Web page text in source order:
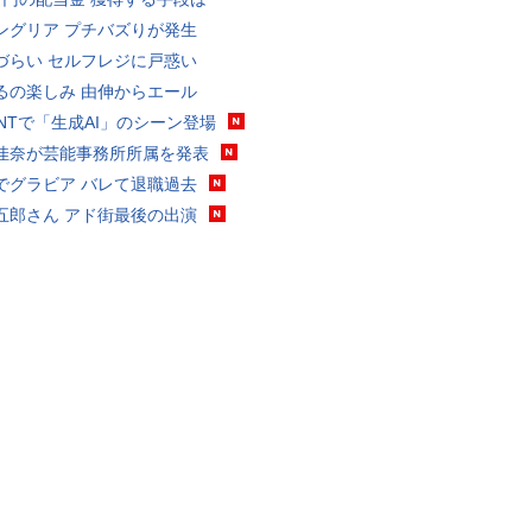
グリア プチバズりが発生
らい セルフレジに戸惑い
の楽しみ 由伸からエール
で「生成AI」のシーン登場
奈が芸能事務所所属を発表
グラビア バレて退職過去
郎さん アド街最後の出演